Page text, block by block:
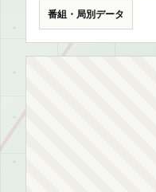
番組・局別データ